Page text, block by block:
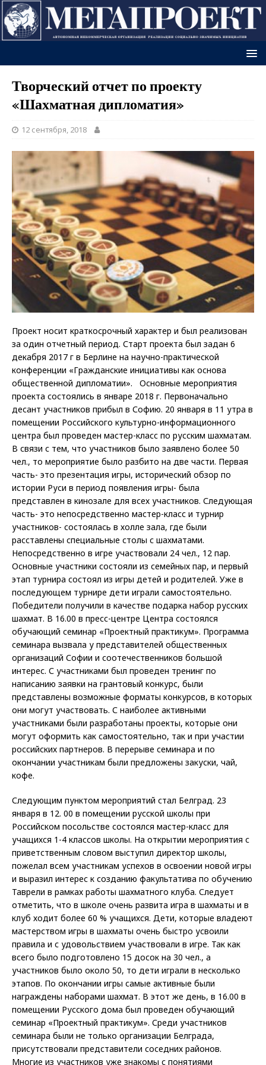
Творческий отчет по проекту
«Шахматная дипломатия»
12 сентября, 2018
Проект носит краткосрочный характер и был реализован
за один отчетный период. Старт проекта был задан 6
декабря 2017 г в Берлине на научно-практической
конференции «Гражданские инициативы как основа
общественной дипломатии». Основные мероприятия
проекта состоялись в январе 2018 г. Первоначально
десант участников прибыл в Софию. 20 января в 11 утра в
помещении Российского культурно-информационного
центра был проведен мастер-класс по русским шахматам.
В связи с тем, что участников было заявлено более 50
чел., то мероприятие было разбито на две части. Первая
часть- это презентация игры, исторический обзор по
истории Руси в период появления игры- была
представлен в кинозале для всех участников. Следующая
часть- это непосредственно мастер-класс и турнир
участников- состоялась в холле зала, где были
расставлены специальные столы с шахматами.
Непосредственно в игре участвовали 24 чел., 12 пар.
Основные участники состояли из семейных пар, и первый
этап турнира состоял из игры детей и родителей. Уже в
последующем турнире дети играли самостоятельно.
Победители получили в качестве подарка набор русских
шахмат. В 16.00 в пресс-центре Центра состоялся
обучающий семинар «Проектный практикум». Программа
семинара вызвала у представителей общественных
организаций Софии и соотечественников большой
интерес. С участниками был проведен тренинг по
написанию заявки на грантовый конкурс, были
представлены возможные форматы конкурсов, в которых
они могут участвовать. С наиболее активными
участниками были разработаны проекты, которые они
могут оформить как самостоятельно, так и при участии
российских партнеров. В перерыве семинара и по
окончании участникам были предложены закуски, чай,
кофе.
Следующим пунктом мероприятий стал Белград. 23
января в 12. 00 в помещении русской школы при
Российском посольстве состоялся мастер-класс для
учащихся 1-4 классов школы. На открытии мероприятия с
приветственным словом выступил директор школы,
пожелал всем участникам успехов в освоении новой игры
и выразил интерес к созданию факультатива по обучению
Таврели в рамках работы шахматного клуба. Следует
отметить, что в школе очень развита игра в шахматы и в
клуб ходит более 60 % учащихся. Дети, которые владеют
мастерством игры в шахматы очень быстро усвоили
правила и с удовольствием участвовали в игре. Так как
всего было подготовлено 15 досок на 30 чел., а
участников было около 50, то дети играли в несколько
этапов. По окончании игры самые активные были
награждены наборами шахмат. В этот же день, в 16.00 в
помещении Русского дома был проведен обучающий
семинар «Проектный практикум». Среди участников
семинара были не только организации Белграда,
присутствовали представители соседних районов.
Многие из участников уже знакомы с понятиями